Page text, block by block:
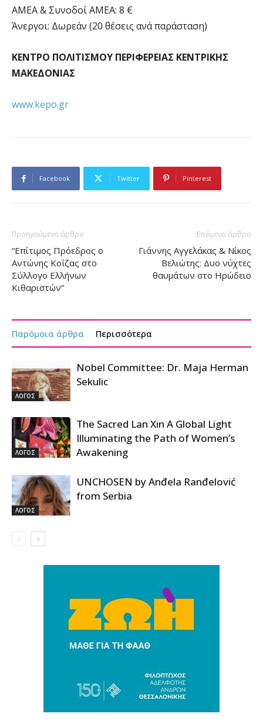
ΑΜΕΑ & Συνοδοί ΑΜΕΑ: 8 €
Άνεργοι: Δωρεάν (20 θέσεις ανά παράσταση)
ΚΕΝΤΡΟ ΠΟΛΙΤΙΣΜΟΥ ΠΕΡΙΦΕΡΕΙΑΣ ΚΕΝΤΡΙΚΗΣ
ΜΑΚΕΔΟΝΙΑΣ
www.kepo.gr
Facebook Twitter Pinterest
Προηγούμενο άρθρο
“Επίτιμος Πρόεδρος ο
Αντώνης Κοΐζας στο
Σύλλογο Ελλήνων
Κιθαριστών”
Επόμενο άρθρο
Γιάννης Αγγελάκας & Νίκος
Βελιώτης: Δυο νύχτες
θαυμάτων στο Ηρώδειο
Παρόμοια άρθρα Περισσότερα
ΛΟΓΟΣ
Nobel Committee: Dr. Maja Herman
Sekulic
ΛΟΓΟΣ
The Sacred Lan Xin A Global Light
Illuminating the Path of Women’s
Awakening
ΛΟΓΟΣ
UNCHOSEN by Anđela Ranđelović
from Serbia